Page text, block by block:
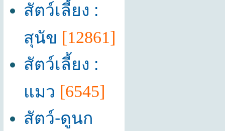
สัตว์เลี้ยง :
สุนัข [12861]
สัตว์เลี้ยง :
แมว [6545]
สัตว์-ดูนก